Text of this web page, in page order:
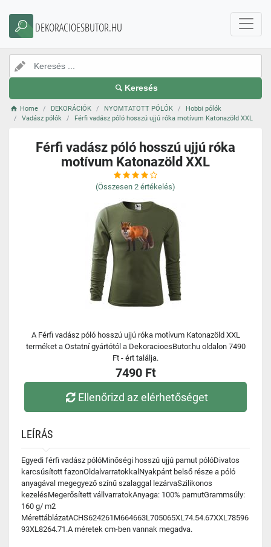
DEKORACIOESBUTOR.HU
Keresés
Home DEKORÁCIÓK NYOMTATOTT PÓLÓK
Hobbi pólók
Vadász pólók
Férfi vadász póló hosszú ujjú róka motívum Katonazöld XXL
Férfi vadász póló hosszú ujjú róka
motívum Katonazöld XXL
(Összesen 2 értékelés)
A Férfi vadász póló hosszú ujjú róka motívum Katonazöld XXL
terméket a Ostatní gyártótól a DekoracioesButor.hu oldalon 7490
Ft - ért találja.
7490 Ft
Ellenőrizd az elérhetőséget
LEÍRÁS
Egyedi férfi vadász pólóMinőségi hosszú ujjú pamut pólóDivatos
karcsúsított fazonOldalvarratokkalNyakpánt belső része a póló
anyagával megegyező színű szalaggal lezárvaSzilikonos
kezelésMegerősített vállvarratokAnyaga: 100% pamutGrammsúly:
160 g/ m2
MérettáblázatACHS624261M664663L705065XL74.54.67XXL78596
93XL8264.71.A méretek cm-ben vannak megadva.